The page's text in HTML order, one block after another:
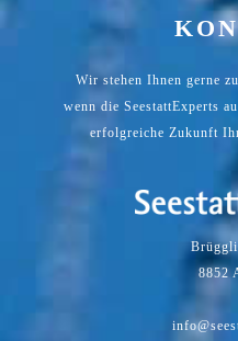
Wir stehen Ihnen gerne
wenn die SeestattExperts
erfolgreiche Zukunft
8852